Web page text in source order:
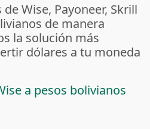
Wise, Payoneer, Skrill
de manera
la solución más
dólares a tu moneda
a pesos bolivianos